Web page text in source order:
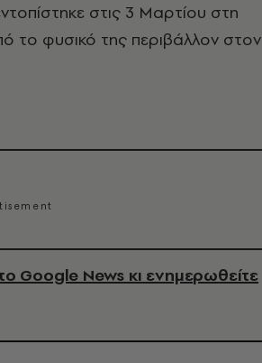
στις 3 Μαρτίου στη
το φυσικό της περιβάλλον στον
Google News κι ενημερωθείτε